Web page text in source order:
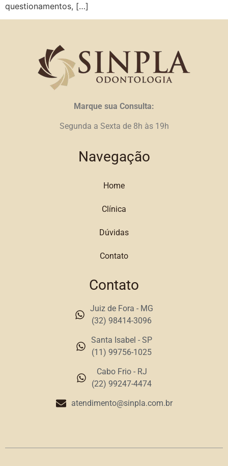
questionamentos, […]
Marque sua Consulta:
Segunda a Sexta de 8h às 19h
Navegação
Home
Clínica
Dúvidas
Contato
Contato
Juiz de Fora - MG
(32) 98414-3096
Santa Isabel - SP
(11) 99756-1025
Cabo Frio - RJ
(22) 99247-4474
atendimento@sinpla.com.br